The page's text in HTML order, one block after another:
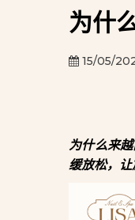
为什
15/05/
为什么来
缓放松，让